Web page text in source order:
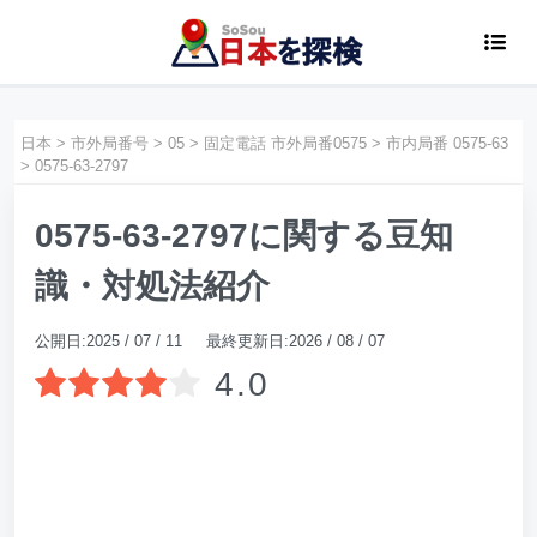
日本 > 市外局番号 > 05 > 固定電話 市外局番0575 > 市内局番 0575-63
> 0575-63-2797
0575-63-2797に関する豆知
識・対処法紹介
公開日:2025 / 07 / 11 最終更新日:2026 / 08 / 07
4.0